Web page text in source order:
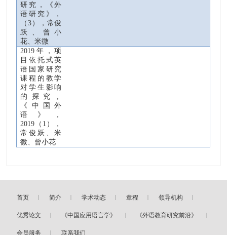
研究，《外
语研究》，
（3 ），常俊
跃、曾小
花、米微
2019 年，项
目依托式英
语国家研究
课程的教学
对学生影响
的探究，
《中国外
语》，
2019 （ 1 ）
，
常俊跃、米
微、曾小花
首页 简介 学术动态 章程 领导机构
优秀论文 《中国应用语言学》 《外语教育研究前沿》
会员服务 联系我们